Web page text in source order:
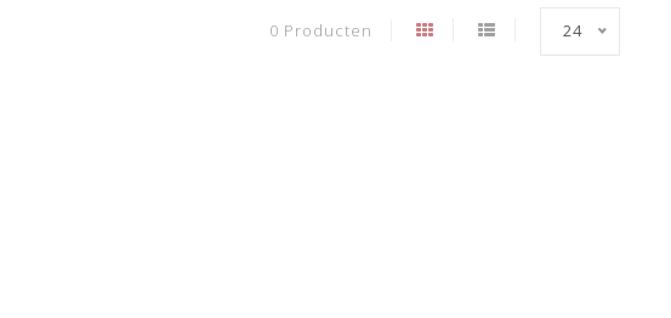
0 Producten 24